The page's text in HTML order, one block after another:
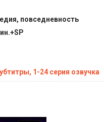
повседневность
1-24 серия озвучка